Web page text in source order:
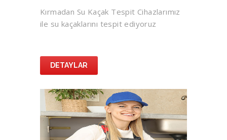
Kırmadan Su Kaçak Tespit Cihazlarımız
ile su kaçaklarını tespit ediyoruz
DETAYLAR